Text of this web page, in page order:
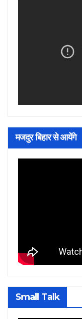
मजदुर बिहार से आयेंगे
Small Talk